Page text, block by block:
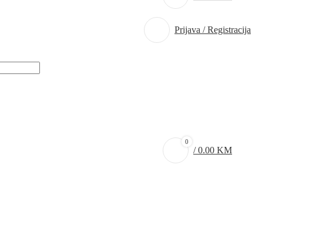
Prijava / Registracija
0
/ 0.00 KM